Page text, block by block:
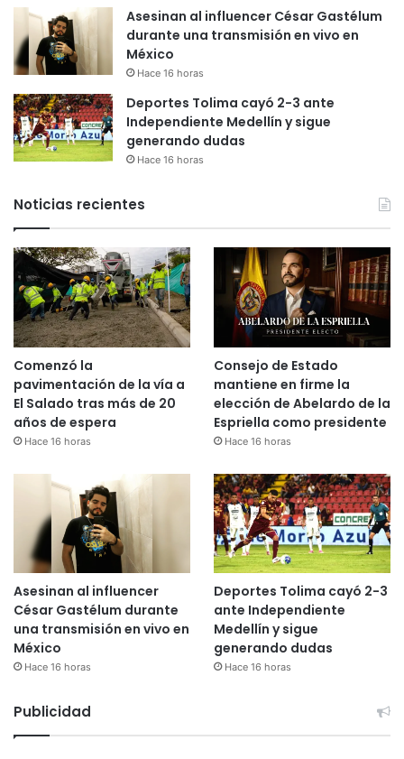
Asesinan al influencer César Gastélum
durante una transmisión en vivo en
México
Hace 16 horas
Deportes Tolima cayó 2-3 ante
Independiente Medellín y sigue
generando dudas
Hace 16 horas
Noticias recientes
Comenzó la
pavimentación de la vía a
El Salado tras más de 20
años de espera
Hace 16 horas
Consejo de Estado
mantiene en firme la
elección de Abelardo de la
Espriella como presidente
Hace 16 horas
Asesinan al influencer
César Gastélum durante
una transmisión en vivo en
México
Hace 16 horas
Deportes Tolima cayó 2-3
ante Independiente
Medellín y sigue
generando dudas
Hace 16 horas
Publicidad